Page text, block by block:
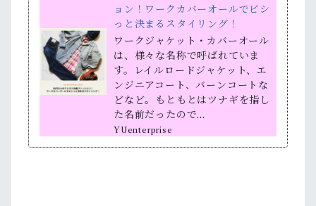
ョン！ワークカバーオールでビシ
っと決まるスタイリング！
ワークジャケット・カバーオール
は、様々な名称で呼ばれていま
す。レイルロードジャケット、エ
ンジニアコート、バーンコートな
どなど。もともとはツナギを指し
た名前だったので…
YUenterprise